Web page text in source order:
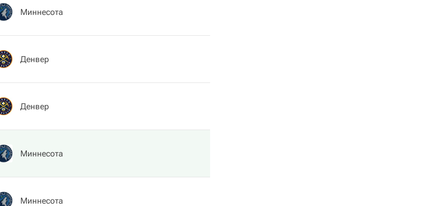
Миннесота
Денвер
Денвер
Миннесота
Миннесота